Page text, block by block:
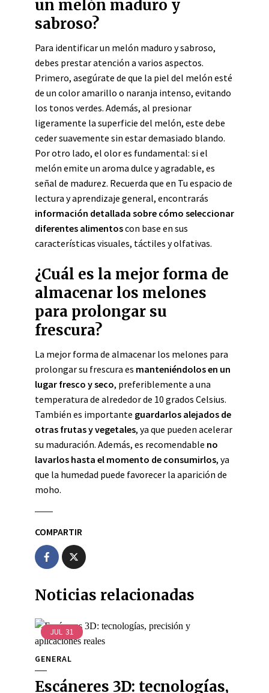
un melón maduro y
sabroso?
Para identificar un melón maduro y sabroso,
debes prestar atención a varios aspectos.
Primero, asegúrate de que la piel del melón esté
de un color amarillo o naranja intenso, evitando
los tonos verdes. Además, al presionar
ligeramente la superficie del melón, este debe
ceder suavemente sin estar demasiado blando.
Por otro lado, el olor es fundamental: si el
melón emite un aroma dulce y agradable, es
señal de madurez. Recuerda que en Tu espacio de
lectura y aprendizaje general, encontrarás
información detallada sobre cómo seleccionar
diferentes alimentoscon base en sus
características visuales, táctiles y olfativas.
¿Cuál es la mejor forma de
almacenar los melones
para prolongar su
frescura?
La mejor forma de almacenar los melones para
prolongar su frescura es manteniéndolos en un
lugar fresco y seco, preferiblemente a una
temperatura de alrededor de 10 grados Celsius.
También es importante guardarlos alejados de
otras frutas y vegetales, ya que pueden acelerar
su maduración. Además, es recomendable no
lavarlos hasta el momento de consumirlos, ya
que la humedad puede favorecer la aparición de
moho.
COMPARTIR
Noticias relacionadas
JUL 31
GENERAL
Escáneres 3D: tecnologías,